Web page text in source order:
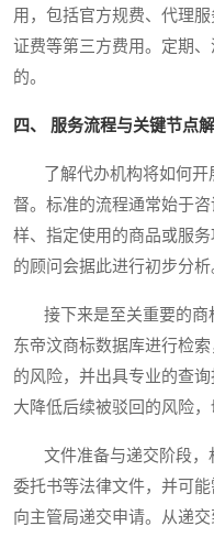
用，包括官方规费、代理
证费等第三方费用。定期
的。
四、 服务流程与关键节点
了解代办机构将如何开
督。标准的流程通常始于
样、指定使用的商品或服
的顾问会据此进行初步分析
接下来是至关重要的商
东帝汶商标数据库进行检
的风险，并出具专业的查
大降低后续被驳回的风险，
文件准备与递交阶段，
委托书等法律文件，并可
向主管局递交申请。从递